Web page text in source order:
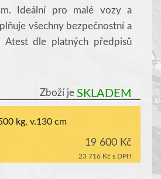
Ideální pro malé vozy a
všechny bezpečnostní a
Atest dle platných předpisů
Zboží je SKLADEM
kg, v.130 cm
19 600 Kč
23 716 Kč s DPH